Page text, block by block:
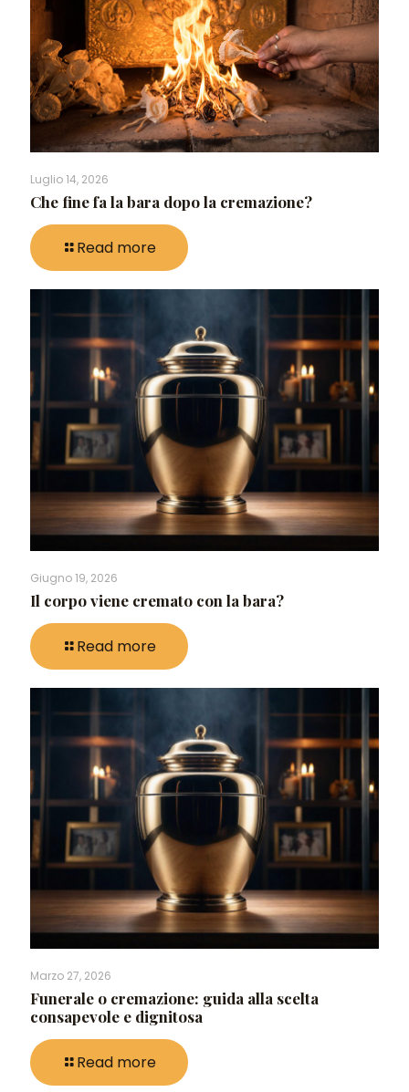
Luglio 14, 2026
Che fine fa la bara dopo la cremazione?
Read more
Giugno 19, 2026
Il corpo viene cremato con la bara?
Read more
Marzo 27, 2026
Funerale o cremazione: guida alla scelta
consapevole e dignitosa
Read more